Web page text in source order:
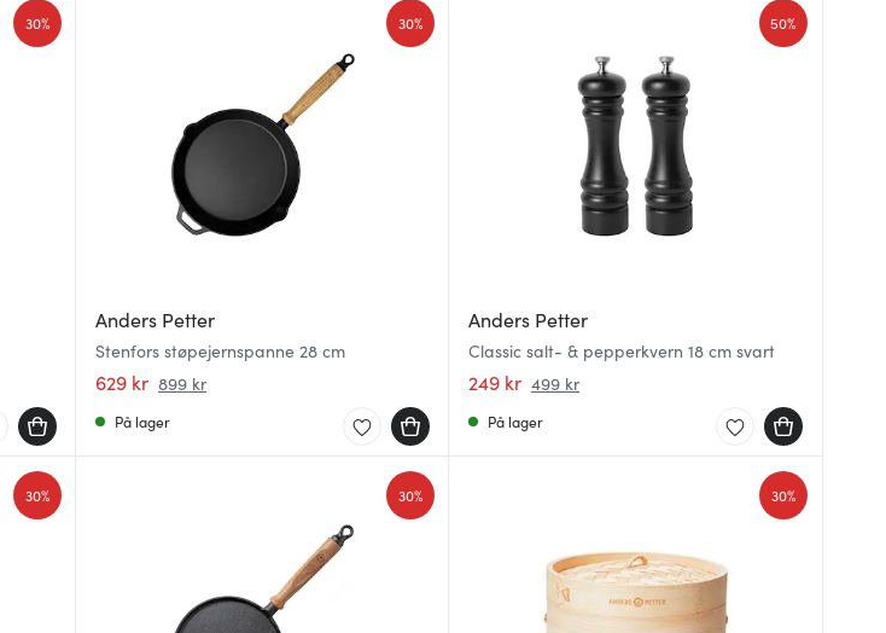
30%
Anders Petter
Stenfors støpejernspanne 28 cm
629 kr 899 kr
30%
På lager
Anders Petter
Classic salt- & pepperkvern 18 cm svart
249 kr 499 kr
50%
På lager
30% 30% 30%